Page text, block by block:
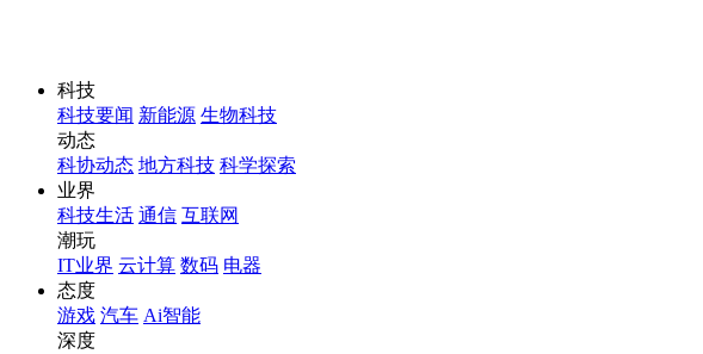
科技
科技要闻 新能源 生物科技
动态
科协动态 地方科技 科学探索
业界
科技生活 通信 互联网
潮玩
IT业界 云计算 数码 电器
态度
游戏 汽车 Ai智能
深度